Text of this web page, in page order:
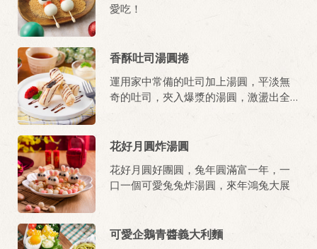
愛吃！
香酥吐司湯圓捲
運用家中常備的吐司加上湯圓，平淡無
奇的吐司，夾入爆漿的湯圓，激盪出全
花好月圓炸湯圓
花好月圓好團圓，兔年圓滿富一年，一
口一個可愛兔兔炸湯圓，來年鴻兔大展
可愛企鵝青醬義大利麵